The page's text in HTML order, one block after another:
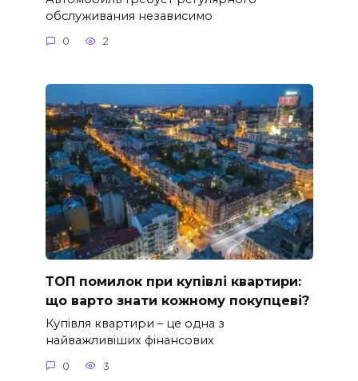
обслуживания независимо
0 2
ТОП помилок при купівлі квартири:
що варто знати кожному покупцеві?
Купівля квартири – це одна з
найважливіших фінансових
0 3